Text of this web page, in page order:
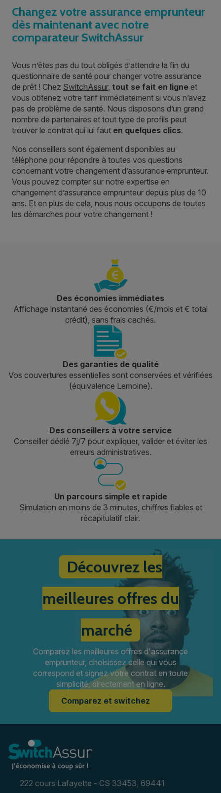
Changez votre assurance emprunteur
dès maintenant avec notre
comparateur SwitchAssur
Vous n’êtes pas du tout obligés d’attendre la fin du
questionnaire de santé pour changer votre assurance
de prêt ! Chez SwitchAssur, tout se fait en ligne et
vous obtenez votre tarif immédiatement si vous n’avez
pas de problème de santé. Nous disposons d’un grand
nombre de partenaires et tout type de profils peut
trouver le contrat qui lui faut en quelques clics.
Nos conseillers sont également disponibles au
téléphone pour répondre à toutes vos questions
concernant votre changement d’assurance emprunteur.
Vous pouvez compter sur notre expertise en
changement d’assurance emprunteur depuis plus de 10
ans. Et en plus de cela, nous nous occupons de toutes
les démarches pour votre changement !
Des économies immédiates
Affichage instantané des économies (€/mois et € total
crédit), sans frais cachés.
Des garanties de qualité
Vos couvertures essentielles sont conservées et vérifiées
(équivalence Lemoine).
Des conseillers à votre service
Conseiller dédié 7j/7 pour expliquer, valider et éviter les
erreurs administratives.
Un parcours simple et rapide
Simulation en moins de 3 minutes, chiffres fiables et
récapitulatif clair.
Découvrez les
meilleures offres du
marché
Comparez les meilleures offres d'assurance
emprunteur, choisissez celle qui vous
correspond et signez votre contrat en toute
simplicité, directement en ligne.
Comparez et switchez
222 cours Lafayette - CS 33453, 69441